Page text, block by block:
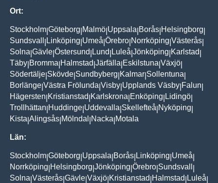
Ort:
Stockholm Göteborg Malmö Uppsala Borås Helsingborg
Sundsvall
Linköping Umeå Örebro Norrköping Västerås
Solna Gävle Östersund Lund Luleå Jönköping Karlstad
Täby Bromma Halmstad Järfälla Eskilstuna Växjö
Södertälje Skövde Sundbyberg Kalmar Sollentuna
Borlänge Västra Frölunda Visby Upplands Väsby Falun
Hägersten Kristianstad Karlskrona Enköping Lidingö
Trollhättan Huddinge Uddevalla Skellefteå Nyköping
Kista Alingsås Mölndal Nacka Motala
Län:
Stockholm Göteborg Uppsala Borås Linköping Umeå
Norrköping Helsingborg Jönköping Örebro Sundsvall
Solna Västerås Gävle Växjö Kristianstad Halmstad Luleå